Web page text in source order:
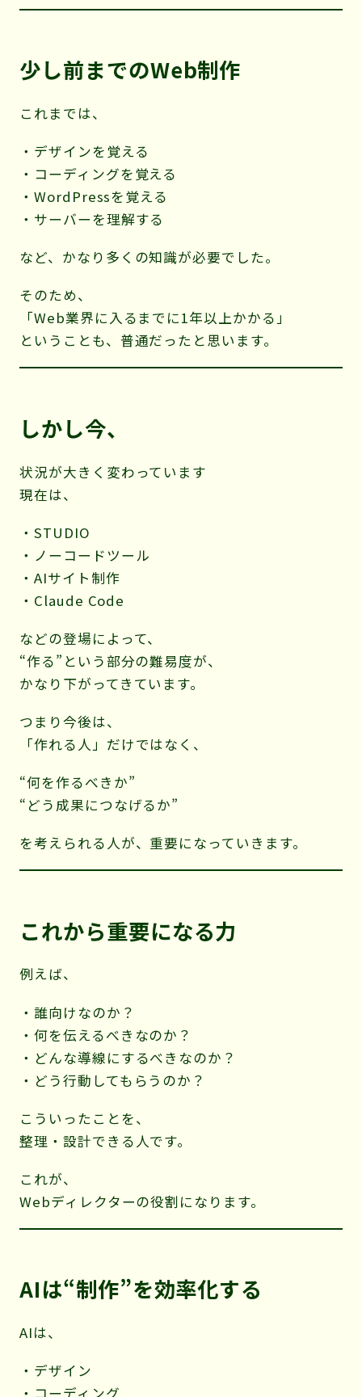
少し前までのWeb制作
これまでは、
・デザインを覚える
・コーディングを覚える
・WordPressを覚える
・サーバーを理解する
など、かなり多くの知識が必要でした。
そのため、
「Web業界に入るまでに1年以上かかる」
ということも、普通だったと思います。
しかし今、
状況が大きく変わっています
現在は、
・STUDIO
・ノーコードツール
・AIサイト制作
・Claude Code
などの登場によって、
“作る”という部分の難易度が、
かなり下がってきています。
つまり今後は、
「作れる人」だけではなく、
“何を作るべきか”
“どう成果につなげるか”
を考えられる人が、重要になっていきます。
これから重要になる力
例えば、
・誰向けなのか？
・何を伝えるべきなのか？
・どんな導線にするべきなのか？
・どう行動してもらうのか？
こういったことを、
整理・設計できる人です。
これが、
Webディレクターの役割になります。
AIは“制作”を効率化する
AIは、
・デザイン
・コーディング